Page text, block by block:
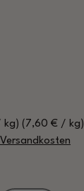
kg) (7,60 € / kg)